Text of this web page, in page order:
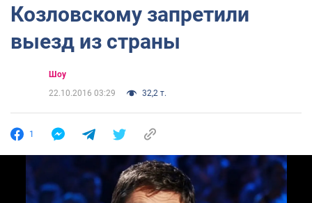
Козловскому запретили
выезд из страны
Шоу
22.10.2016 03:29
32,2 т.
1